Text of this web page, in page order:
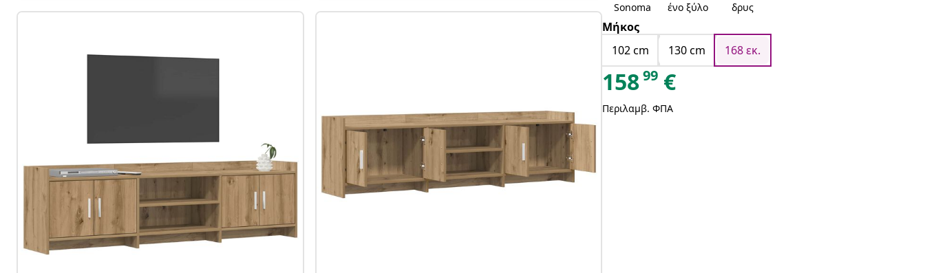
Sonoma
ένο ξύλο
δρυς
Μήκος
102 cm
130 cm 168 εκ.
15899 €
Περιλαμβ. ΦΠΑ